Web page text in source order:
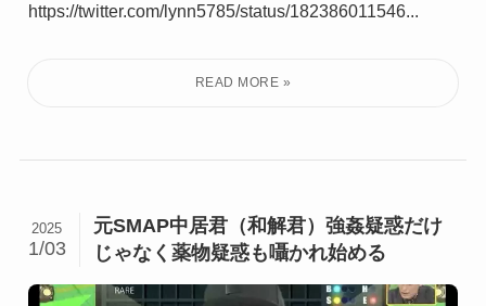
https://twitter.com/lynn5785/status/182386011546...
元SMAP中居君（和解君）強姦疑惑だけ
じゃなく薬物疑惑も囁かれ始める
2025
1/03